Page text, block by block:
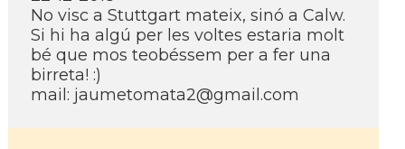
No visc a Stuttgart mateix, sinó a Calw.
Si hi ha algú per les voltes estaria molt
bé que mos teobéssem per a fer una
birreta! :)
mail: jaumetomata2@gmail.com